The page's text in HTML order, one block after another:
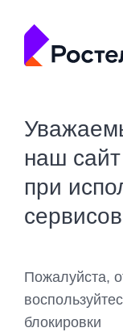
наш
при
сервисов
Пожалуйста,
блокировки